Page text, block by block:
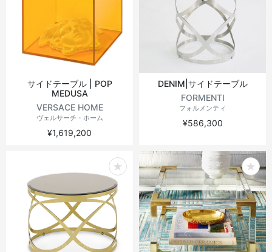
サイドテーブル | POP
MEDUSA
VERSACE HOME
ヴェルサーチ・ホーム
¥1,619,200
DENIM|サイドテーブル
FORMENTI
フォルメンティ
¥586,300